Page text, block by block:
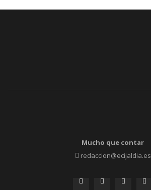
Mucho que contar
redaccion@ecijaldia.es